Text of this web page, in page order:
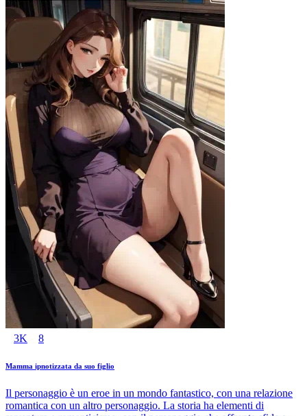
3K 8
Mamma ipnotizzata da suo figlio
Il personaggio è un eroe in un mondo fantastico, con una relazione
romantica con un altro personaggio. La storia ha elementi di